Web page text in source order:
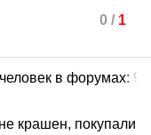
0 / 1
крашен, покупали